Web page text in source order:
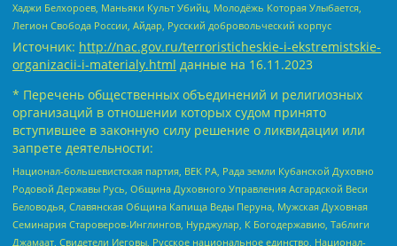
Хаджи Белхороев, Маньяки Культ Убийц, Молодёжь Которая Улыбается,
Легион Свобода России, Айдар, Русский добровольческий корпус
Источник: http://nac.gov.ru/terroristicheskie-i-ekstremistskie-
organizacii-i-materialy.html данные на 16.11.2023
* Перечень общественных объединений и религиозных
организаций в отношении которых судом принято
вступившее в законную силу решение о ликвидации или
запрете деятельности:
Национал-большевистская партия, ВЕК РА, Рада земли Кубанской Духовно
Родовой Державы Русь, Община Духовного Управления Асгардской Веси
Беловодья, Славянская Община Капища Веды Перуна, Мужская Духовная
Семинария Староверов-Инглингов, Нурджулар, К Богодержавию, Таблиги
Джамаат, Свидетели Иеговы, Русское национальное единство, Национал-